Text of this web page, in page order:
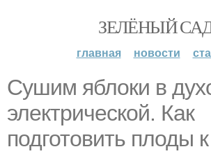
ЗЕЛЁНЫЙ
главная новости
Сушим яблоки в
электрической. Как
подготовить плоды